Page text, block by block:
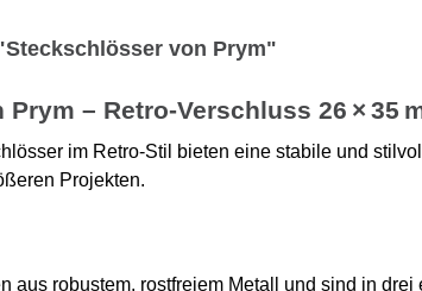
von Prym"
– Retro-Verschluss 26 × 35
im Retro-Stil bieten eine stabile und
Projekten.
aus robustem, rostfreiem Metall und sind in